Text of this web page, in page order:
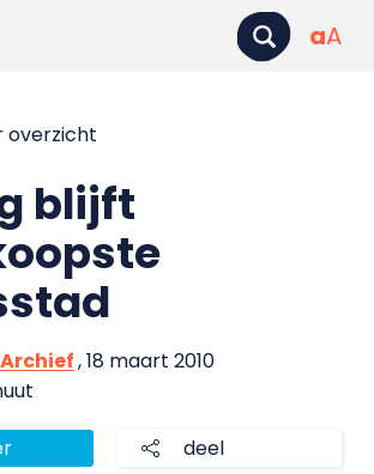
aA
overzicht
blijft
, 18 maart 2010
deel